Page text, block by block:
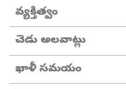
వ్యక్తిత్వం
చెడు అలవాట్లు
ఖాళీ సమయం